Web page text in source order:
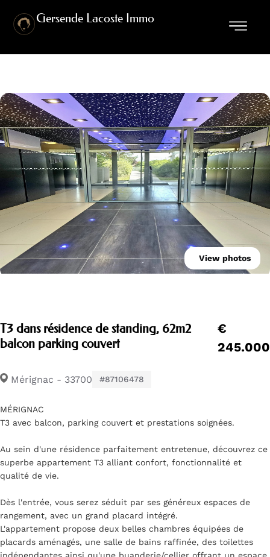
Gersende Lacoste Immo
View photos
T3 dans résidence de standing, 62m2
balcon parking couvert
€
245.000
Mérignac - 33700 #87106478
MÉRIGNAC
T3 avec balcon, parking couvert et prestations soignées.
Au sein d'une résidence parfaitement entretenue, découvrez ce
superbe appartement T3 alliant confort, fonctionnalité et
qualité de vie.
Dès l'entrée, vous serez séduit par ses généreux espaces de
rangement, avec un grand placard intégré.
L'appartement propose deux belles chambres équipées de
placards aménagés, une salle de bains raffinée, des toilettes